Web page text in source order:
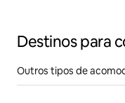
Destinos para
Outros tipos de